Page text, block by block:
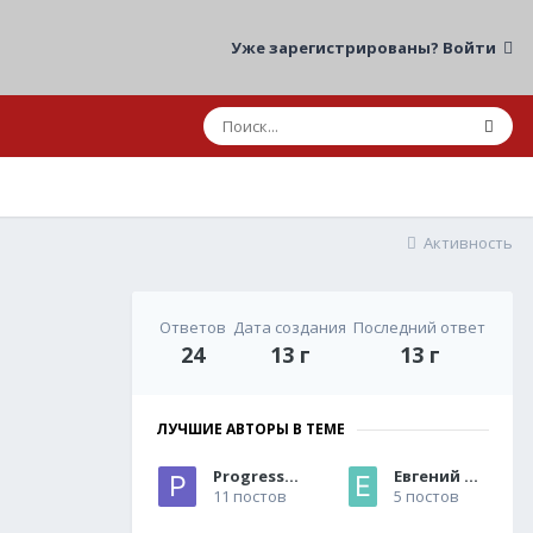
Уже зарегистрированы? Войти
Активность
Ответов
24
Дата создания
13 г
Последний ответ
13 г
ЛУЧШИЕ АВТОРЫ В ТЕМЕ
ProgressRT
11 постов
Евгений тренер
5 постов